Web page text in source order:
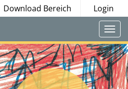
Download Bereich Login